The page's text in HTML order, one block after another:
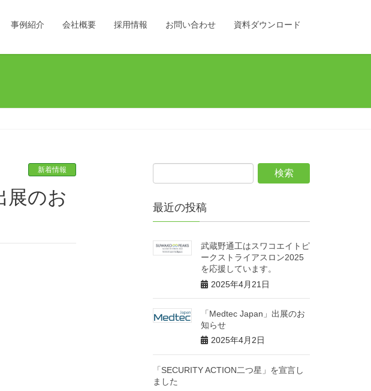
事例紹介 会社概要 採用情報 お問い合わせ 資料ダウンロード
新着情報
最近の投稿
武蔵野通工はスワコエイトピ
ークストライアスロン2025
を応援しています。
2025年4月21日
「Medtec Japan」出展のお
知らせ
2025年4月2日
「SECURITY ACTION二つ星」を宣言し
ました